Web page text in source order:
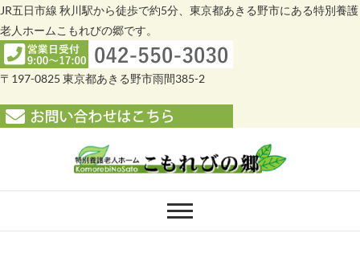
JR五日市線 秋川駅から徒歩で約5分、東京都あきる野市にある特別養護
老人ホームこもれびの郷です。
〒197-0825 東京都あきる野市雨間385-2
特別養護老人ホー
ム こもれびの郷